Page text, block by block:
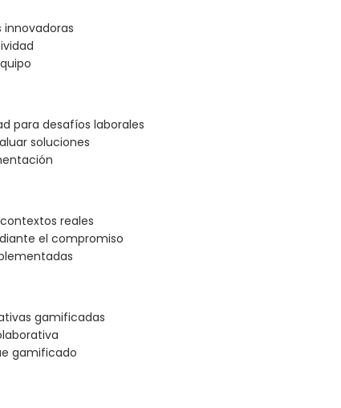
innovadoras
para desafíos laborales
soluciones
reales
el compromiso
gamificadas
gamificado